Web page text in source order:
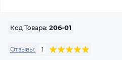
Код Товара: 206-01
Отзывы: 1